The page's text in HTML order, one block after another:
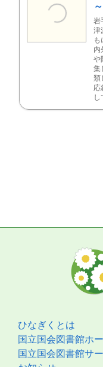
～
岩
津
も
内
や
集
類
応
し
ひなぎくとは
国立国会図書館ホ
国立国会図書館サ